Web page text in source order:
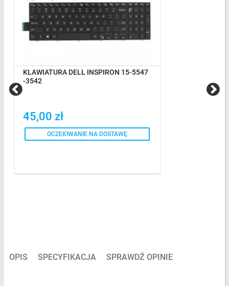
KLAWIATURA DELL INSPIRON 15-5547
-3542
45,00 zł
OCZEKIWANIE NA DOSTAWĘ
OPIS SPECYFIKACJA SPRAWDŹ OPINIE